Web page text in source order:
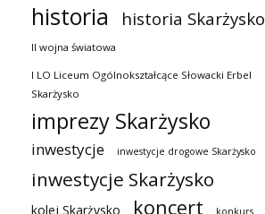
historia historia Skarżysko
II wojna światowa
I LO Liceum Ogólnokształcące Słowacki Erbel
Skarżysko
imprezy Skarżysko
inwestycje inwestycje drogowe Skarżysko
inwestycje Skarżysko
kolej Skarżysko koncert konkurs